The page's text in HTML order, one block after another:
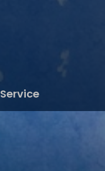
Service